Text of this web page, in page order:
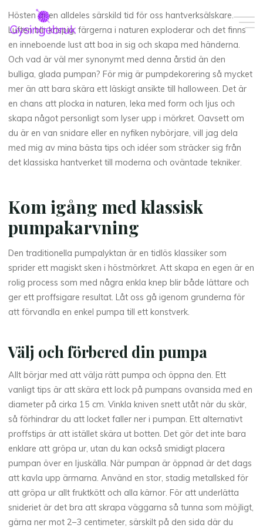
content
Hösten är en alldeles särskild tid för oss hantverksälskare.
Luften blir krispig, färgerna i naturen exploderar och det finns
en inneboende lust att boa in sig och skapa med händerna.
Och vad är väl mer synonymt med denna årstid än den
bulliga, glada pumpan? För mig är pumpdekorering så mycket
mer än att bara skära ett läskigt ansikte till halloween. Det är
en chans att plocka in naturen, leka med form och ljus och
skapa något personligt som lyser upp i mörkret. Oavsett om
du är en van snidare eller en nyfiken nybörjare, vill jag dela
med mig av mina bästa tips och idéer som sträcker sig från
det klassiska hantverket till moderna och oväntade tekniker.
Kom igång med klassisk
pumpakarvning
Den traditionella pumpalyktan är en tidlös klassiker som
sprider ett magiskt sken i höstmörkret. Att skapa en egen är en
rolig process som med några enkla knep blir både lättare och
ger ett proffsigare resultat. Låt oss gå igenom grunderna för
att förvandla en enkel pumpa till ett konstverk.
Välj och förbered din pumpa
Allt börjar med att välja rätt pumpa och öppna den. Ett
vanligt tips är att skära ett lock på pumpans ovansida med en
diameter på cirka 15 cm. Vinkla kniven snett utåt när du skär,
så förhindrar du att locket faller ner i pumpan. Ett alternativt
proffstips är att istället skära ut botten. Det gör det inte bara
enklare att gröpa ur, utan du kan också smidigt placera
pumpan över en ljuskälla. När pumpan är öppnad är det dags
att kavla upp ärmarna. Använd en stor, stadig metallsked för
att gröpa ur allt fruktkött och alla kärnor. För att underlätta
snideriet är det bra att skrapa väggarna så tunna som möjligt,
gärna ner mot 2–3 centimeter, särskilt på den sida där du